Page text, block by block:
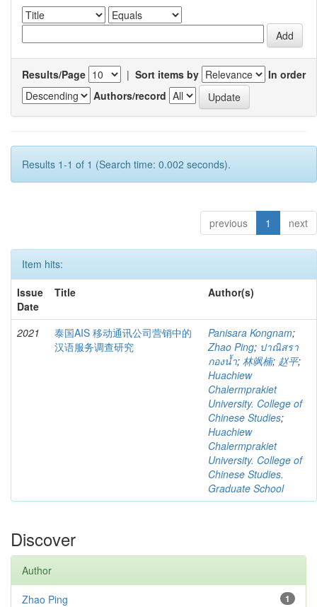
Results/Page | Sort items by
In order
Authors/record
Results 1-1 of 1 (Search time: 0.002 seconds).
previous 1 next
Item hits:
Issue
Date
Title Author(s)
2021
泰国AIS 移动通讯公司营销中的
汉语服务调查研究
Panisara Kongnam;
Zhao Ping; ปาณิสรา
กองน้ำ; 林飒楠; 赵平;
Huachiew
Chalermprakiet
University. College of
Chinese Studies;
Huachiew
Chalermprakiet
University. College of
Chinese Studies.
Graduate School
Discover
Author
1
Zhao Ping